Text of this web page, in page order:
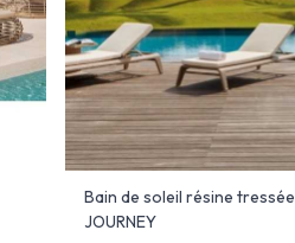
Bain de soleil résine tressée
JOURNEY